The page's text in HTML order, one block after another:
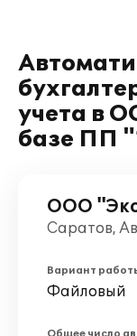
учета в
базе ПП
ООО
Саратов,
Вариант
Файловый